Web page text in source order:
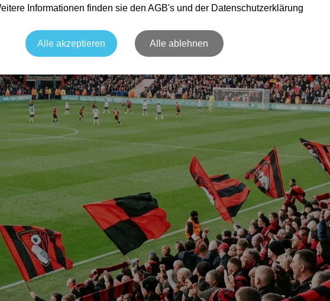
Informationen finden sie den AGB's und der Datenschutzerklärung
Alle akzeptieren Alle ablehnen